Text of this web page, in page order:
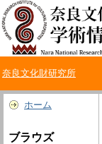
奈良文化財研究所
ホーム
ブラウズ